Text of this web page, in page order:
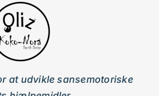
at udvikle sansemotoriske